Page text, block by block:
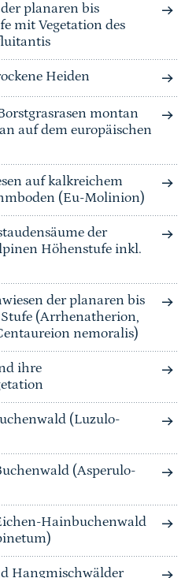
planaren bis
mit Vegetation des
Heiden
montan
auf dem europäischen
auf kalkreichem
(Eu-Molinion)
der
Höhenstufe inkl.
der planaren bis
(Arrhenatherion,
nemoralis)
ihre
(Luzulo-
(Asperulo-
Hainbuchenwald
Hangmischwälder